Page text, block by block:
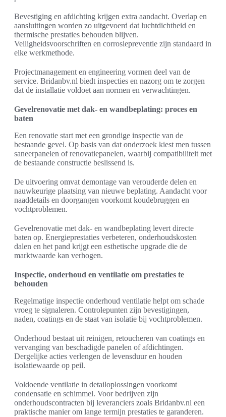
Bevestiging en afdichting krijgen extra aandacht. Overlap en
aansluitingen worden zo uitgevoerd dat luchtdichtheid en
thermische prestaties behouden blijven.
Veiligheidsvoorschriften en corrosiepreventie zijn standaard in
elke werkmethode.
Projectmanagement en engineering vormen deel van de
service. Bridanbv.nl biedt inspecties en nazorg om te zorgen
dat de installatie voldoet aan normen en verwachtingen.
Gevelrenovatie met dak- en wandbeplating: proces en
baten
Een renovatie start met een grondige inspectie van de
bestaande gevel. Op basis van dat onderzoek kiest men tussen
saneerpanelen of renovatiepanelen, waarbij compatibiliteit met
de bestaande constructie beslissend is.
De uitvoering omvat demontage van verouderde delen en
nauwkeurige plaatsing van nieuwe beplating. Aandacht voor
naaddetails en doorgangen voorkomt koudebruggen en
vochtproblemen.
Gevelrenovatie met dak- en wandbeplating levert directe
baten op. Energieprestaties verbeteren, onderhoudskosten
dalen en het pand krijgt een esthetische upgrade die de
marktwaarde kan verhogen.
Inspectie, onderhoud en ventilatie om prestaties te
behouden
Regelmatige inspectie onderhoud ventilatie helpt om schade
vroeg te signaleren. Controlepunten zijn bevestigingen,
naden, coatings en de staat van isolatie bij vochtproblemen.
Onderhoud bestaat uit reinigen, retoucheren van coatings en
vervanging van beschadigde panelen of afdichtingen.
Dergelijke acties verlengen de levensduur en houden
isolatiewaarde op peil.
Voldoende ventilatie in detailoplossingen voorkomt
condensatie en schimmel. Voor bedrijven zijn
onderhoudscontracten bij leveranciers zoals Bridanbv.nl een
praktische manier om lange termijn prestaties te garanderen.